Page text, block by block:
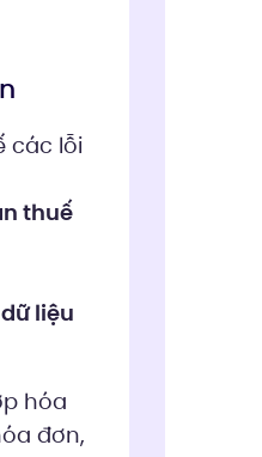
các lỗi
thuế
liệu
hóa
đơn,